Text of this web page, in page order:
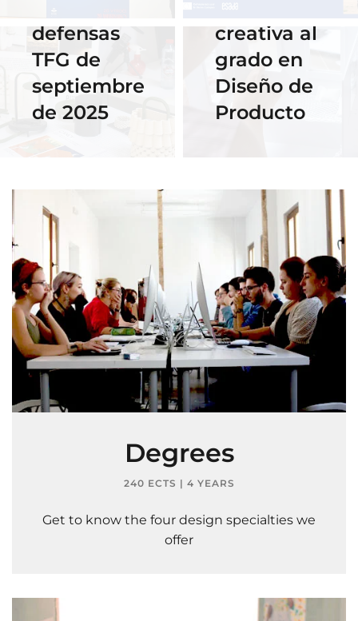
de las
defensas
TFG de
septiembre
de 2025
creativa al
grado en
Diseño de
Producto
Degrees
240 ECTS | 4 YEARS
Get to know the four design specialties we
offer